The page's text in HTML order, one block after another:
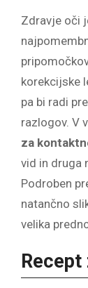
Zdravje oči
korekcijske
pa bi radi
razlogov. V
za
vid in druga
Podroben
natančno
velika
Recept